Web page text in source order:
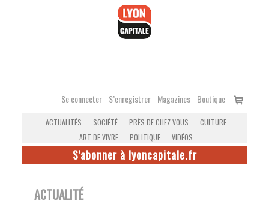
Se connecter S’enregistrer Magazines Boutique
Voir
ACTUALITÉS SOCIÉTÉ PRÈS DE CHEZ VOUS
CULTURE
ART DE VIVRE
POLITIQUE VIDÉOS
S'abonner à lyoncapitale.fr
ACTUALITÉ